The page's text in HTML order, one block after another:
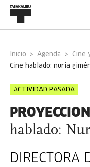
Inicio Agenda
Cine
cine hablado: nuria
ACTIVIDAD PASADA
hablado:
DIRECTORA